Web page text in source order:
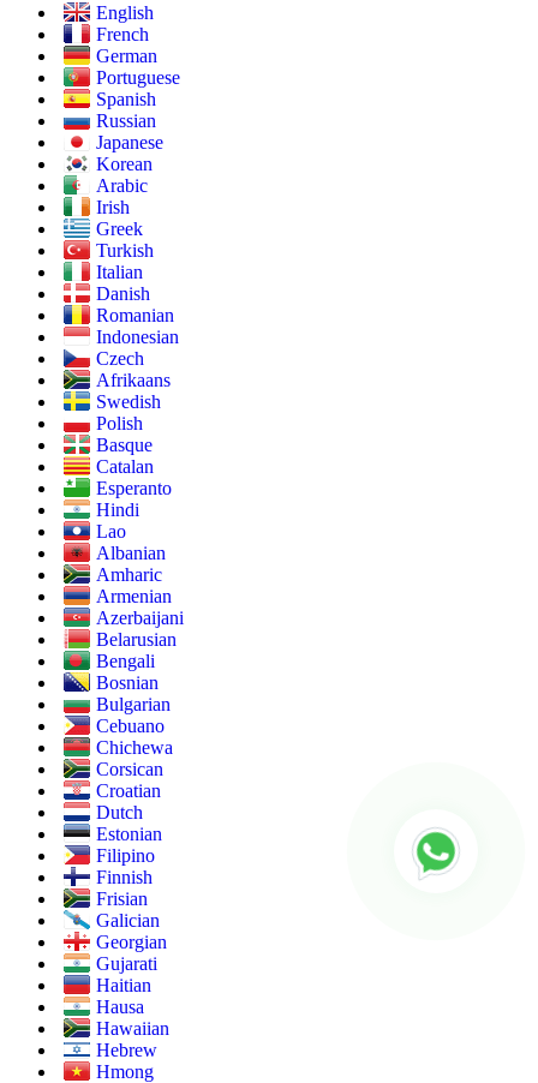
English
French
German
Portuguese
Spanish
Russian
Japanese
Korean
Arabic
Irish
Greek
Turkish
Italian
Danish
Romanian
Indonesian
Czech
Afrikaans
Swedish
Polish
Basque
Catalan
Esperanto
Hindi
Lao
Albanian
Amharic
Armenian
Azerbaijani
Belarusian
Bengali
Bosnian
Bulgarian
Cebuano
Chichewa
Corsican
Croatian
Dutch
Estonian
Filipino
Finnish
Frisian
Galician
Georgian
Gujarati
Haitian
Hausa
Hawaiian
Hebrew
Hmong